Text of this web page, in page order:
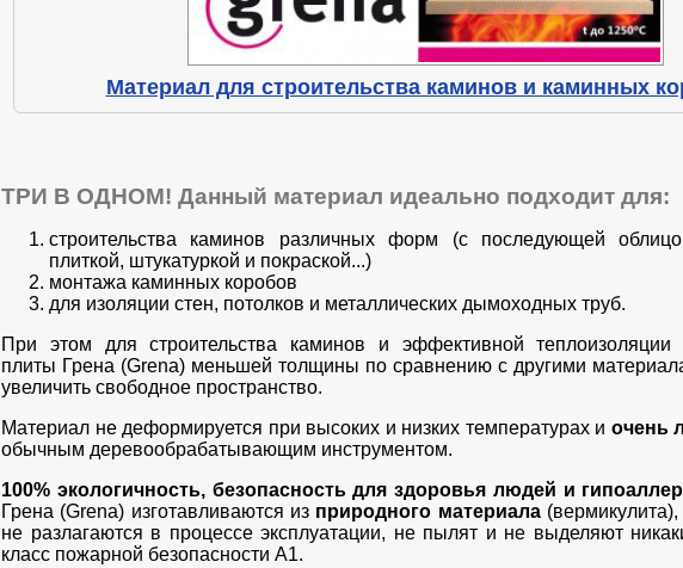
Материал для строительства каминов и каминных
ТРИ В ОДНОМ! Данный материал идеально подходит для:
строительства каминов различных форм (с последующей
плиткой, штукатуркой и покраской...)
монтажа каминных коробов
для изоляции стен, потолков и металлических дымоходных труб.
При этом для строительства каминов и эффективной теплоизоляции
плиты Грена (Grena) меньшей толщины по сравнению с другими
увеличить свободное пространство.
Материал не деформируется при высоких и низких температурах и очень
обычным деревообрабатывающим инструментом.
100% экологичность, безопасность для здоровья людей и
Грена (Grena) изготавливаются из природного материала
не разлагаются в процессе эксплуатации, не пылят и не выделяют
класс пожарной безопасности А1.